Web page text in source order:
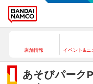
店舗情報 イベント&ニ
あそびパーク